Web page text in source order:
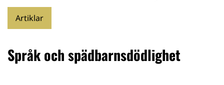
Artiklar
Språk och spädbarnsdödlighet